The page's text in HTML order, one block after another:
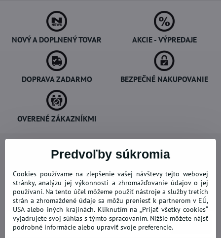
NOVÝ A DOPLNENÝ TOVAR AKCIE - VÝPREDAJE
DOPRAVA ZADARMO BEZPEČNÉ NAKUPOVANIE
OVERENÉ ZÁKAZNÍKMI
Newsletter
Odoberať naše novinky:
Odoberať
Predvoľby súkromia
Cookies používame na zlepšenie vašej návštevy tejto webovej
stránky, analýzu jej výkonnosti a zhromažďovanie údajov o jej
používaní. Na tento účel môžeme použiť nástroje a služby tretích
strán a zhromaždené údaje sa môžu preniesť k partnerom v EÚ,
USA alebo iných krajinách. Kliknutím na „Prijať všetky cookies“
vyjadrujete svoj súhlas s týmto spracovaním. Nižšie môžete nájsť
podrobné informácie alebo upraviť svoje preferencie.